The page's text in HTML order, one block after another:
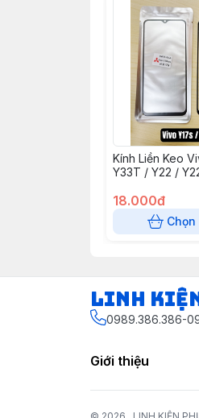
Kính Liền Keo
Y33T / Y22 /
18.000đ
Chọn
LINH
0989.386.386-
Giới thiệu